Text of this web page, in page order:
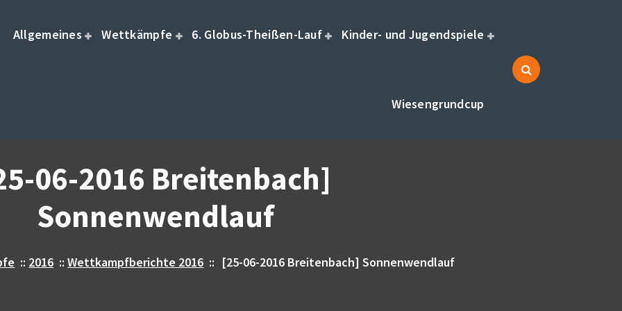
Allgemeines Wettkämpfe 6. Globus-Theißen-Lauf Kinder- und Jugendspiele
Wiesengrundcup
06-2016 Breitenbach]
Sonnenwendlauf
:: 2016 ::Wettkampfberichte 2016 :: [25-06-2016 Breitenbach] Sonnenwendlauf